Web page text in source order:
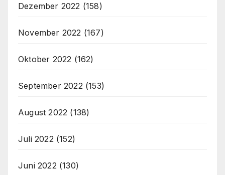
Dezember 2022 (158)
November 2022 (167)
Oktober 2022 (162)
September 2022 (153)
August 2022 (138)
Juli 2022 (152)
Juni 2022 (130)